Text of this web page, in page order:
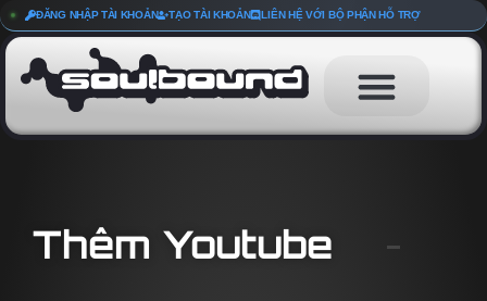
ĐĂNG NHẬP TÀI KHOẢN TẠO TÀI KHOẢN LIÊN HỆ VỚI BỘ PHẬN HỖ TRỢ
Thêm Youtube